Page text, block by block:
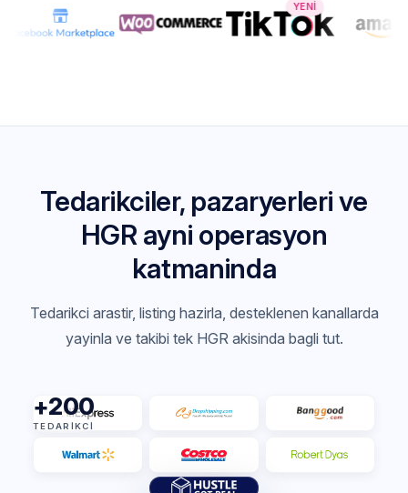
YENI
Tedarikciler, pazaryerleri ve
HGR ayni operasyon
katmaninda
Tedarikci arastir, listing hazirla, desteklenen kanallarda
yayinla ve takibi tek HGR akisinda bagli tut.
+200
TEDARIKCI